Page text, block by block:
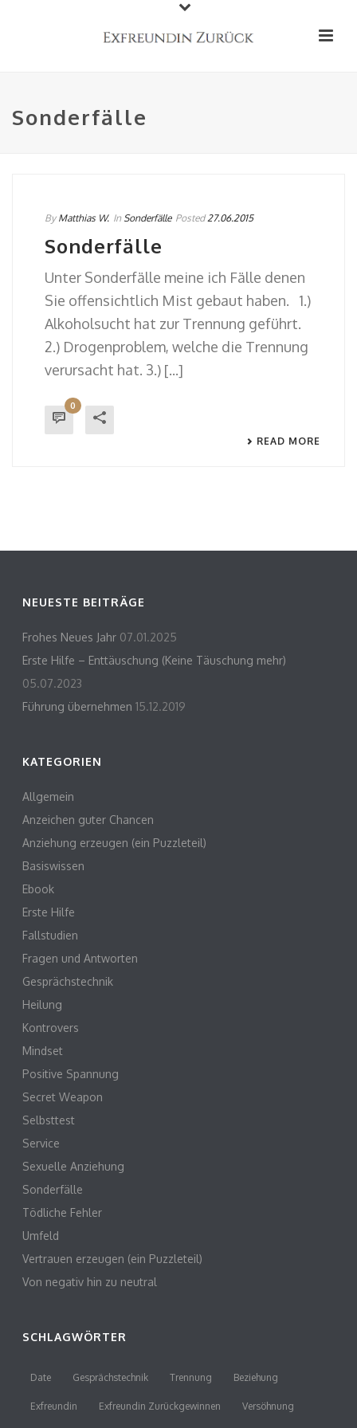
Sonderfälle
By Matthias W. In Sonderfälle Posted 27.06.2015
Sonderfälle
Unter Sonderfälle meine ich Fälle denen
Sie offensichtlich Mist gebaut haben. 1.)
Alkoholsucht hat zur Trennung geführt.
2.) Drogenproblem, welche die Trennung
verursacht hat. 3.) [...]
0
READ MORE
NEUESTE BEITRÄGE
Frohes Neues Jahr 07.01.2025
Erste Hilfe – Enttäuschung (Keine Täuschung mehr)
05.07.2023
Führung übernehmen 15.12.2019
KATEGORIEN
Allgemein
Anzeichen guter Chancen
Anziehung erzeugen (ein Puzzleteil)
Basiswissen
Ebook
Erste Hilfe
Fallstudien
Fragen und Antworten
Gesprächstechnik
Heilung
Kontrovers
Mindset
Positive Spannung
Secret Weapon
Selbsttest
Service
Sexuelle Anziehung
Sonderfälle
Tödliche Fehler
Umfeld
Vertrauen erzeugen (ein Puzzleteil)
Von negativ hin zu neutral
SCHLAGWÖRTER
Date Gesprächstechnik Trennung Beziehung
Exfreundin Exfreundin Zurückgewinnen Versöhnung